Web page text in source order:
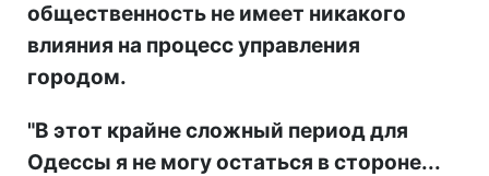
общественность не имеет никакого
влияния на процесс управления
городом.
"В этот крайне сложный период для
Одессы я не могу остаться в стороне...